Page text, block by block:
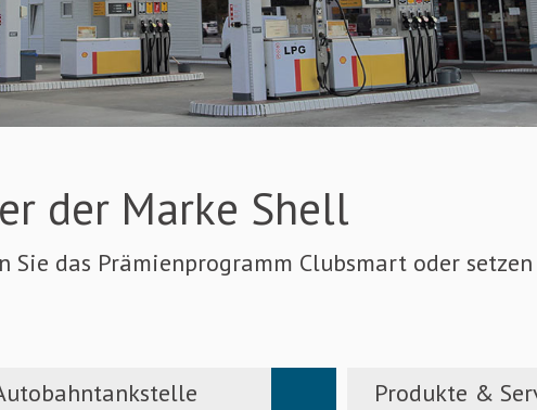
der Marke Shell
Sie das Prämienprogramm Clubsmart oder
Produkte &